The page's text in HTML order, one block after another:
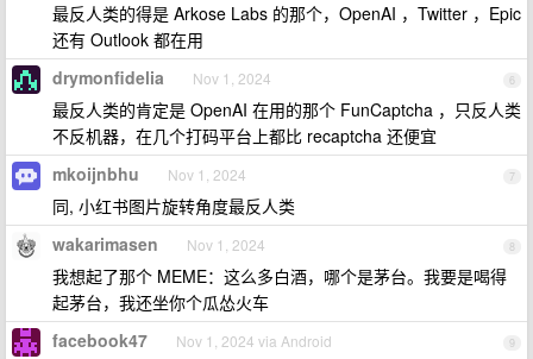
最反人类的得是 Arkose Labs 的那个，OpenAI ，Twitter ，Epic
还有 Outlook 都在用
6
drymonfidelia Nov 1, 2024
最反人类的肯定是 OpenAI 在用的那个 FunCaptcha ，只反人类
不反机器，在几个打码平台上都比 recaptcha 还便宜
7
mkoijnbhu Nov 1, 2024
同, 小红书图片旋转角度最反人类
8
wakarimasen Nov 1, 2024
我想起了那个 MEME：这么多白酒，哪个是茅台。我要是喝得
起茅台，我还坐你个瓜怂火车
9
facebook47 Nov 1, 2024 via Android